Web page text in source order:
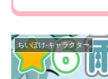
ちいぽけ-キャラクター